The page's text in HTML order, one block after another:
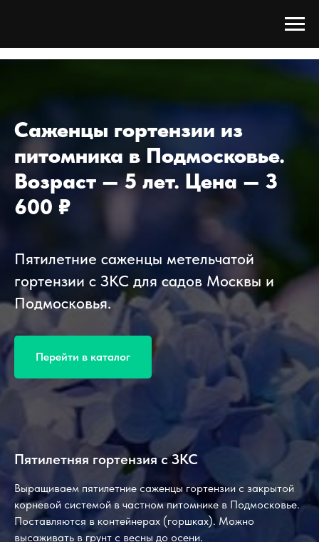
Саженцы гортензии из
питомника в Подмосковье.
Возраст — 5 лет. Цена — 3
600 ₽
Пятилетние саженцы метельчатой
гортензии с ЗКС для садов Москвы и
Подмосковья.
Перейти в каталог
Пятилетняя гортензия с ЗКС
Выращиваем пятилетние саженцы гортензии с закрытой
корневой системой в частном питомнике в Подмосковье.
Поставляются в контейнерах (горшках). Можно
высаживать в грунт с весны до осени.